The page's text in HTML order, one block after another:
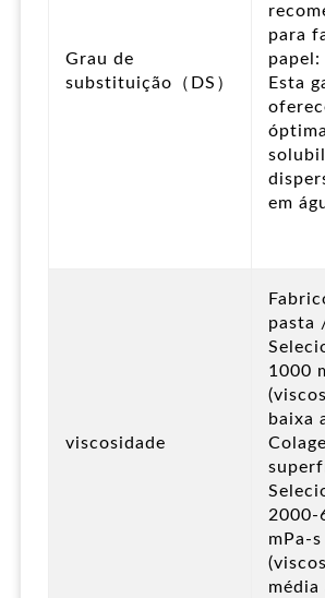
Grau de
substituição（DS）
para
Esta
óptima
em
viscosidade
pasta
1000
baixa
2000-
mPa-s
média